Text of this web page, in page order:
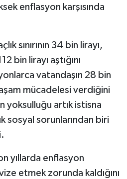
enflasyon karşısında
sınırının 34 bin lirayı,
bin lirayı aştığını
vatandaşın 28 bin
mücadelesi verdiğini
yoksulluğu artık istisna
sosyal sorunlarından biri
yıllarda enflasyon
etmek zorunda kaldığını